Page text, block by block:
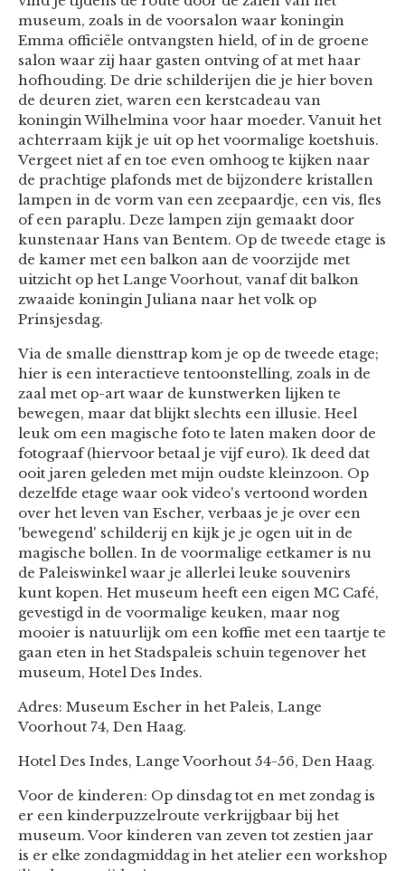
museum, zoals in de voorsalon waar koningin
Emma officiële ontvangsten hield, of in de groene
salon waar zij haar gasten ontving of at met haar
hofhouding. De drie schilderijen die je hier boven
de deuren ziet, waren een kerstcadeau van
koningin Wilhelmina voor haar moeder. Vanuit het
achterraam kijk je uit op het voormalige koetshuis.
Vergeet niet af en toe even omhoog te kijken naar
de prachtige plafonds met de bijzondere kristallen
lampen in de vorm van een zeepaardje, een vis, fles
of een paraplu. Deze lampen zijn gemaakt door
kunstenaar Hans van Bentem. Op de tweede etage is
de kamer met een balkon aan de voorzijde met
uitzicht op het Lange Voorhout, vanaf dit balkon
zwaaide koningin Juliana naar het volk op
Prinsjesdag.
Via de smalle diensttrap kom je op de tweede etage;
hier is een interactieve tentoonstelling, zoals in de
zaal met op-art waar de kunstwerken lijken te
bewegen, maar dat blijkt slechts een illusie. Heel
leuk om een magische foto te laten maken door de
fotograaf (hiervoor betaal je vijf euro). Ik deed dat
ooit jaren geleden met mijn oudste kleinzoon. Op
dezelfde etage waar ook video's vertoond worden
over het leven van Escher, verbaas je je over een
'bewegend' schilderij en kijk je je ogen uit in de
magische bollen. In de voormalige eetkamer is nu
de Paleiswinkel waar je allerlei leuke souvenirs
kunt kopen. Het museum heeft een eigen MC Café,
gevestigd in de voormalige keuken, maar nog
mooier is natuurlijk om een koffie met een taartje te
gaan eten in het Stadspaleis schuin tegenover het
museum, Hotel Des Indes.
Adres: Museum Escher in het Paleis, Lange
Voorhout 74, Den Haag.
Hotel Des Indes, Lange Voorhout 54-56, Den Haag.
Voor de kinderen: Op dinsdag tot en met zondag is
er een kinderpuzzelroute verkrijgbaar bij het
museum. Voor kinderen van zeven tot zestien jaar
is er elke zondagmiddag in het atelier een workshop